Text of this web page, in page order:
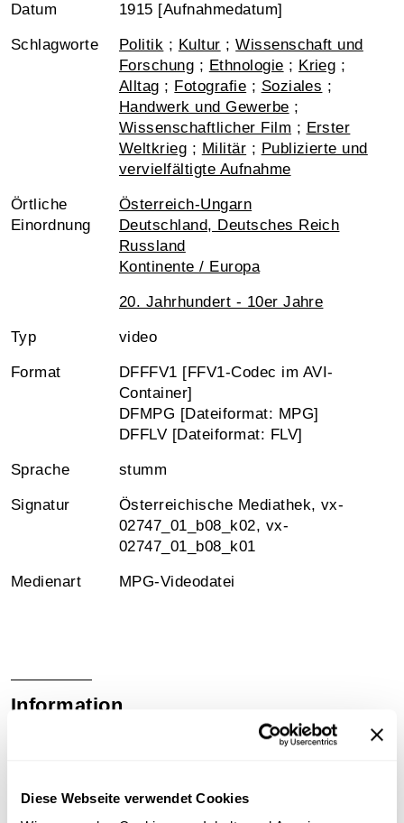
Diese Webseite verwendet Cookies
Datum 1915 [Aufnahmedatum]
Schlagworte Politik ; Kultur ;Wissenschaft und
Forschung ; Ethnologie ; Krieg ;
Alltag ; Fotografie ; Soziales ;
Handwerk und Gewerbe ;
Wissenschaftlicher Film ; Erster
Weltkrieg ; Militär ; Publizierte und
vervielfältigte Aufnahme
Örtliche
Einordnung
Österreich-Ungarn
Deutschland, Deutsches Reich
Russland
Kontinente / Europa
20. Jahrhundert - 10er Jahre
Typ video
Format
DFFFV1 [FFV1-Codec im AVI-
Container]
DFMPG [Dateiformat: MPG]
DFFLV [Dateiformat: FLV]
Sprache stumm
Signatur
Österreichische Mediathek, vx-
02747_01_b08_k02, vx-
02747_01_b08_k01
Medienart MPG-Videodatei
Information
zu seinem Tod 1921 der erste Professor für